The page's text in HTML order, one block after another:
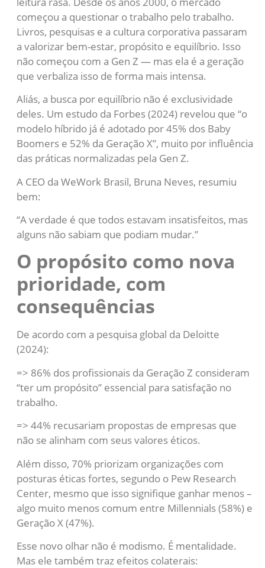
começou a questionar o trabalho pelo trabalho.
Livros, pesquisas e a cultura corporativa passaram
a valorizar bem-estar, propósito e equilíbrio. Isso
não começou com a Gen Z — mas ela é a geração
que verbaliza isso de forma mais intensa.
Aliás, a busca por equilíbrio não é exclusividade
deles. Um estudo da Forbes (2024) revelou que “o
modelo híbrido já é adotado por 45% dos Baby
Boomers e 52% da Geração X”, muito por influência
das práticas normalizadas pela Gen Z.
A CEO da WeWork Brasil, Bruna Neves, resumiu
bem:
“A verdade é que todos estavam insatisfeitos, mas
alguns não sabiam que podiam mudar.”
O propósito como nova
prioridade, com
consequências
De acordo com a pesquisa global da Deloitte
(2024):
=> 86% dos profissionais da Geração Z consideram
“ter um propósito” essencial para satisfação no
trabalho.
=> 44% recusariam propostas de empresas que
não se alinham com seus valores éticos.
Além disso, 70% priorizam organizações com
posturas éticas fortes, segundo o Pew Research
Center, mesmo que isso signifique ganhar menos –
algo muito menos comum entre Millennials (58%) e
Geração X (47%).
Esse novo olhar não é modismo. É mentalidade.
Mas ele também traz efeitos colaterais: